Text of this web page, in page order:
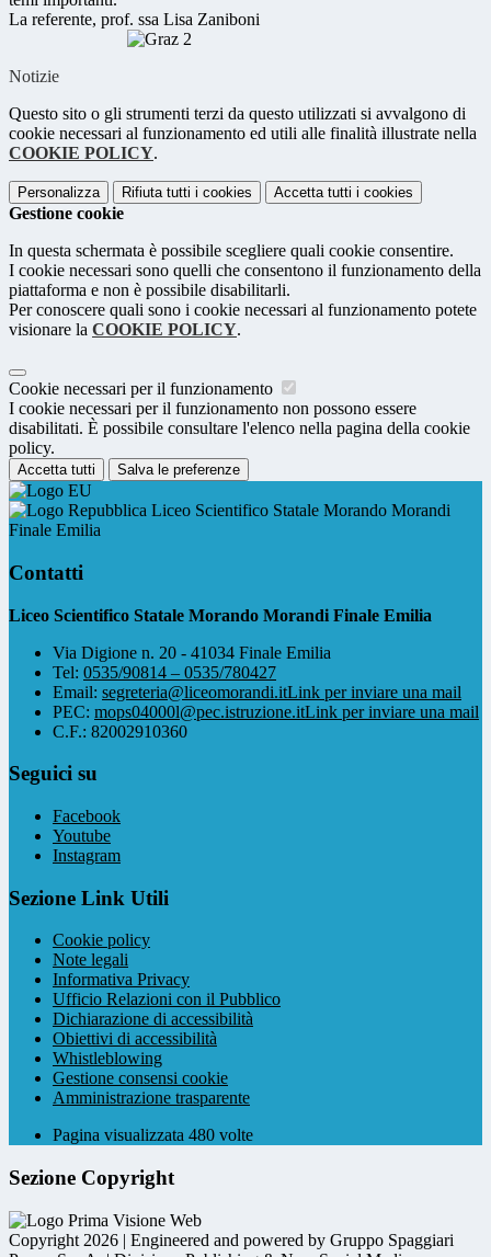
La referente, prof. ssa Lisa Zaniboni
Notizie
Questo sito o gli strumenti terzi da questo utilizzati si avvalgono di
cookie necessari al funzionamento ed utili alle finalità illustrate nella
COOKIE POLICY.
Personalizza Rifiuta tutti i cookies Accetta tutti i cookies
Gestione cookie
In questa schermata è possibile scegliere quali cookie consentire.
I cookie necessari sono quelli che consentono il funzionamento della
piattaforma e non è possibile disabilitarli.
Per conoscere quali sono i cookie necessari al funzionamento potete
visionare la COOKIE POLICY.
Cookie necessari per il funzionamento
I cookie necessari per il funzionamento non possono essere
disabilitati. È possibile consultare l'elenco nella pagina della cookie
policy.
Accetta tutti Salva le preferenze
Liceo Scientifico Statale Morando Morandi
Finale Emilia
Contatti
Liceo Scientifico Statale Morando Morandi Finale Emilia
Via Digione n. 20 - 41034 Finale Emilia
Tel: 0535/90814 – 0535/780427
Email: segreteria@liceomorandi.itLink per inviare una mail
PEC: mops04000l@pec.istruzione.itLink per inviare una mail
C.F.: 82002910360
Seguici su
Facebook
Youtube
Instagram
Sezione Link Utili
Cookie policy
Note legali
Informativa Privacy
Ufficio Relazioni con il Pubblico
Dichiarazione di accessibilità
Obiettivi di accessibilità
Whistleblowing
Gestione consensi cookie
Amministrazione trasparente
Pagina visualizzata 480 volte
Sezione Copyright
Copyright 2026 | Engineered and powered by Gruppo Spaggiari